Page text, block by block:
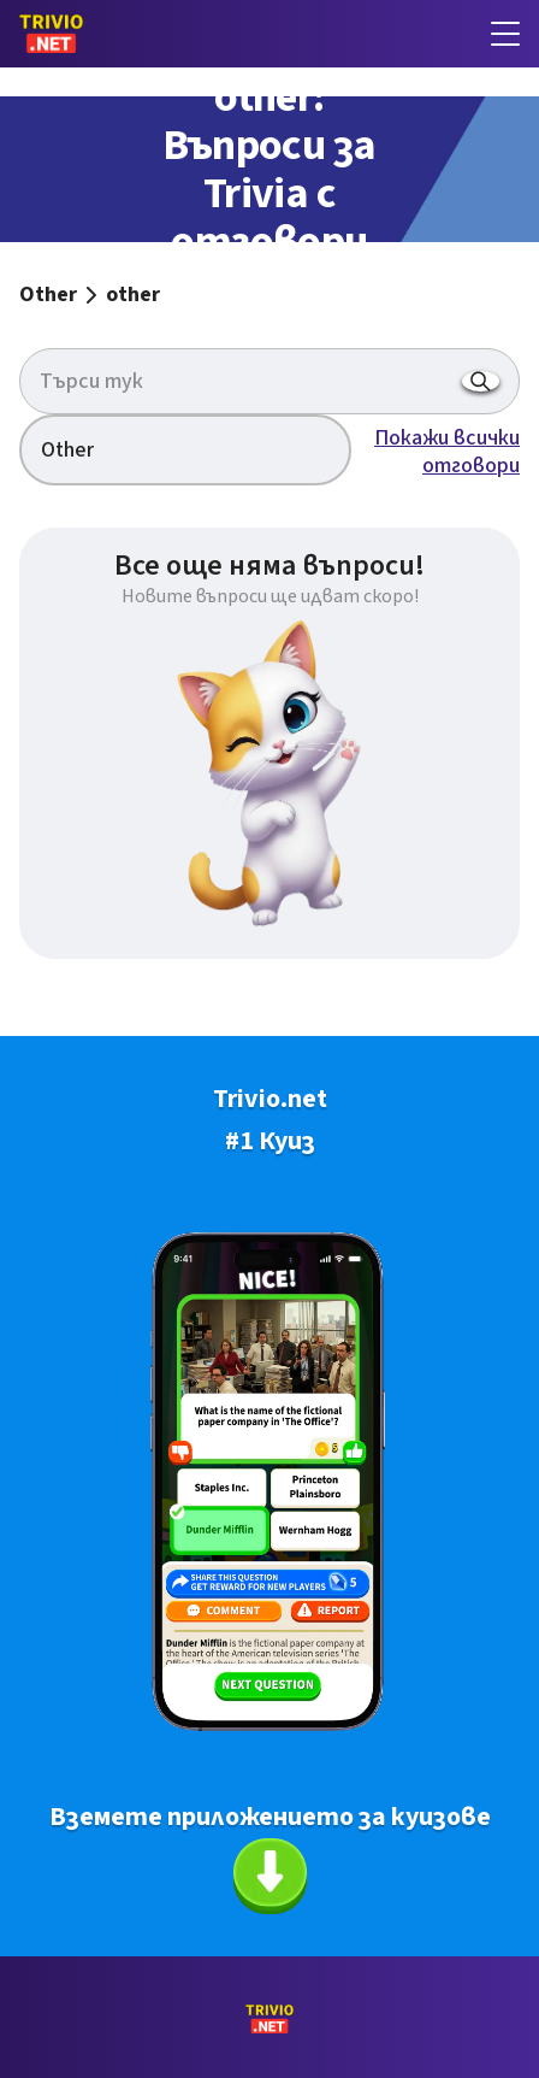
other:
Въпроси за
Trivia с
отговори
Other other
Other
Покажи всички
отговори
Все още няма въпроси!
Новите въпроси ще идват скоро!
Trivio.net
#1 Куиз
Вземете приложението за куизове